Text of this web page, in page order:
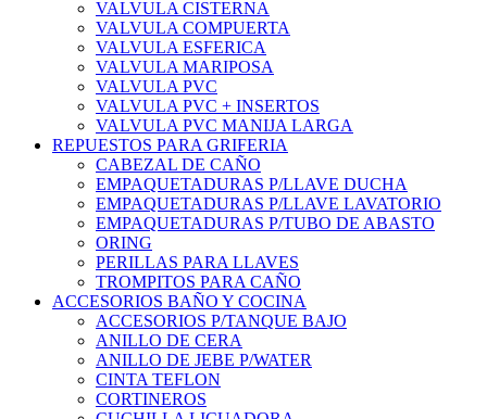
VALVULA CISTERNA
VALVULA COMPUERTA
VALVULA ESFERICA
VALVULA MARIPOSA
VALVULA PVC
VALVULA PVC + INSERTOS
VALVULA PVC MANIJA LARGA
REPUESTOS PARA GRIFERIA
CABEZAL DE CAÑO
EMPAQUETADURAS P/LLAVE DUCHA
EMPAQUETADURAS P/LLAVE LAVATORIO
EMPAQUETADURAS P/TUBO DE ABASTO
ORING
PERILLAS PARA LLAVES
TROMPITOS PARA CAÑO
ACCESORIOS BAÑO Y COCINA
ACCESORIOS P/TANQUE BAJO
ANILLO DE CERA
ANILLO DE JEBE P/WATER
CINTA TEFLON
CORTINEROS